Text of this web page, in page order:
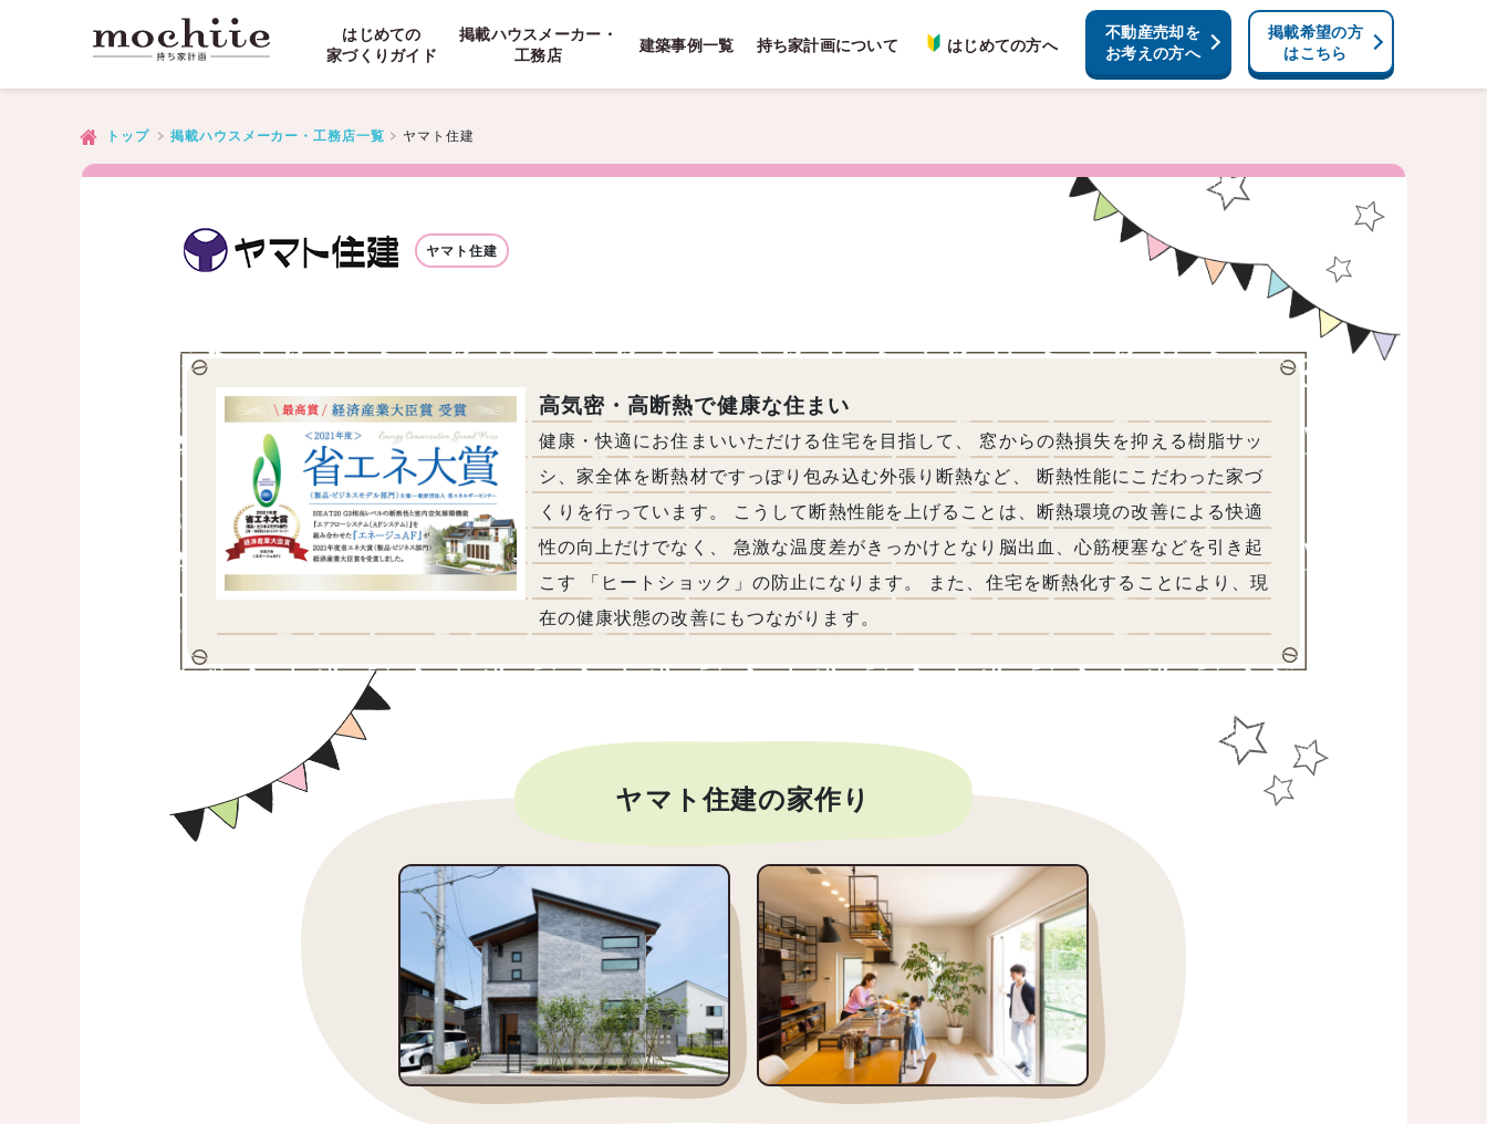
はじめての
家づくりガイド
掲載ハウスメーカー・
工務店
建築事例一覧 持ち家計画について はじめての方へ
不動産売却を
お考えの方へ
掲載希望の方
はこちら
トップ 掲載ハウスメーカー・工務店一覧 ヤマト住建
ヤマト住建
高気密・高断熱で健康な住まい
健康・快適にお住まいいただける住宅を目指して、 窓からの熱損失を抑える樹脂サッ
シ、家全体を断熱材ですっぽり包み込む外張り断熱など、 断熱性能にこだわった家づ
くりを行っています。 こうして断熱性能を上げることは、断熱環境の改善による快適
性の向上だけでなく、 急激な温度差がきっかけとなり脳出血、心筋梗塞などを引き起
こす 「ヒートショック」の防止になります。 また、住宅を断熱化することにより、現
在の健康状態の改善にもつながります。
ヤマト住建の家作り